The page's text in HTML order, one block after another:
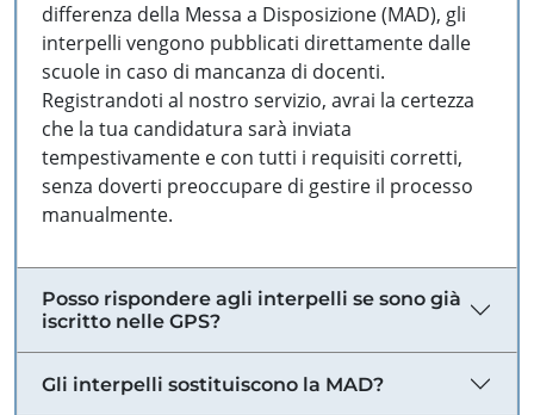
differenza della Messa a Disposizione (MAD), gli
interpelli vengono pubblicati direttamente dalle
scuole in caso di mancanza di docenti.
Registrandoti al nostro servizio, avrai la certezza
che la tua candidatura sarà inviata
tempestivamente e con tutti i requisiti corretti,
senza doverti preoccupare di gestire il processo
manualmente.
Posso rispondere agli interpelli se sono già
iscritto nelle GPS?
Gli interpelli sostituiscono la MAD?